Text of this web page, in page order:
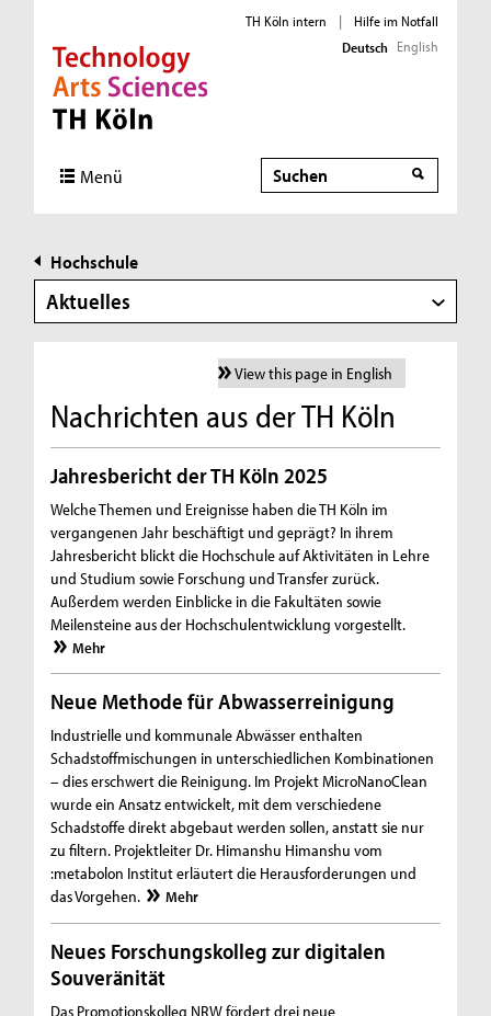
Direkt zur Hauptnavigation
Direkt zur Subnavigation
Direkt zum Inhalt
Direkt zum Fußbereich
TH Köln intern |
Hilfe im Notfall
Deutsch English
Menü Suche
Hochschule
Aktuelles
View this page in English
Nachrichten aus der TH Köln
Jahresbericht der TH Köln 2025
Welche Themen und Ereignisse haben die TH Köln im
vergangenen Jahr beschäftigt und geprägt? In ihrem
Jahresbericht blickt die Hochschule auf Aktivitäten in Lehre
und Studium sowie Forschung und Transfer zurück.
Außerdem werden Einblicke in die Fakultäten sowie
Meilensteine aus der Hochschulentwicklung vorgestellt.
Mehr
Neue Methode für Abwasserreinigung
Industrielle und kommunale Abwässer enthalten
Schadstoffmischungen in unterschiedlichen Kombinationen
– dies erschwert die Reinigung. Im Projekt MicroNanoClean
wurde ein Ansatz entwickelt, mit dem verschiedene
Schadstoffe direkt abgebaut werden sollen, anstatt sie nur
zu filtern. Projektleiter Dr. Himanshu Himanshu vom
:metabolon Institut erläutert die Herausforderungen und
das Vorgehen.
Mehr
Neues Forschungskolleg zur digitalen
Souveränität
Das Promotionskolleg NRW fördert drei neue